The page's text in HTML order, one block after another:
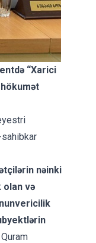
“Xarici
nəinki
olan və